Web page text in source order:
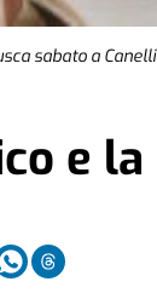
sabato a Canelli
e